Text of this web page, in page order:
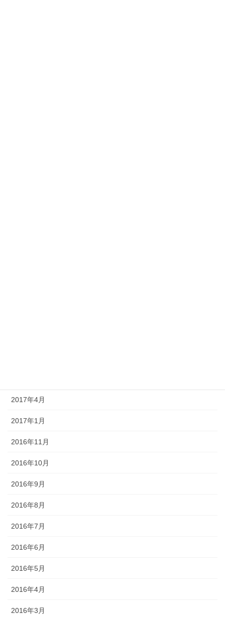
2017年4月
2017年1月
2016年11月
2016年10月
2016年9月
2016年8月
2016年7月
2016年6月
2016年5月
2016年4月
2016年3月